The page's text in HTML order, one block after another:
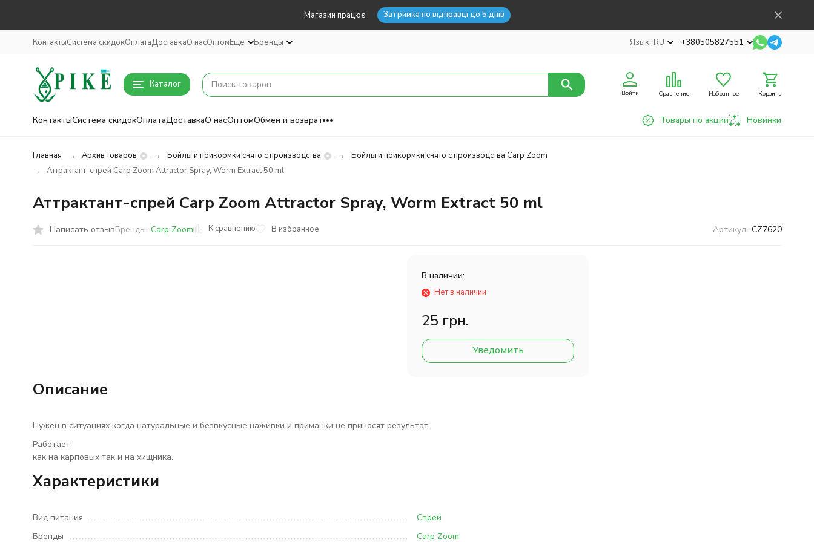
Магазин працює Затримка по відправці до 5 днів
КонтактыСистема скидокОплатаДоставкаО насОптомЕщё Бренды Язык: RU +380505827551
Каталог
Войти Сравнение Избранное Корзина
КонтактыСистема скидокОплатаДоставкаО насОптомОбмен и возврат Товары по акции Новинки
Главная Архив товаров Бойлы и прикормки снято с производства
Бойлы и прикормки снято с производства Carp Zoom
Аттрактант-спрей Carp Zoom Attractor Spray, Worm Extract 50 ml
Аттрактант-спрей Carp Zoom Attractor Spray, Worm Extract 50 ml
Написать отзывБренды: Carp Zoom К сравнению В избранное Артикул: CZ7620
В наличии:
Нет в наличии
25 грн.
Уведомить
Описание
Нужен в ситуациях когда натуральные и безвкусные наживки и приманки не приносят результат.
Работает
как на карповых так и на хищника.
Характеристики
Вид питания
Спрей
Бренды
Carp Zoom